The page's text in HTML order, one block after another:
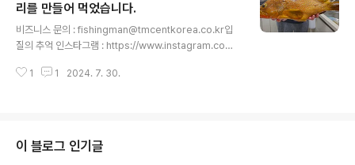
여 바가지를 피하고 합리적인 소비를 위한 '지역별 비추천
생선회'와 지금 제철인 '추천 생선회'를 소개합니다. 많은
도움이 되시길 바래요. 입질의추억TV를 구독(무료)하는
것은 사랑입니다~♥ '좋아요와 알림설정도' 부탁드려..
리를 만들어 먹었습니다.
비즈니스 문의 : fishingman@tmcentkorea.co.kr입
질의 추억 인스타그램 : https://www.instagram.com/
com/slds2입질의 추억 티스토리 블로그 : https://slds
입질의추억TV를 구독(무료)하는 것은 사랑입니다~♥ '좋
아요와 알림설정도' 부탁드려요! ^^ - 총괄 및 기획 : 김지
1 1 2024. 7. 30.
이 블로그 인기글